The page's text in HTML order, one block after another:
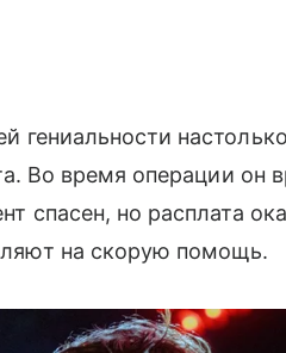
гениальности
Во время операции он
спасен, но расплата
на скорую помощь.